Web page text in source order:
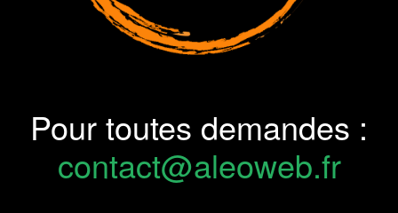
Pour toutes demandes :
contact@aleoweb.fr